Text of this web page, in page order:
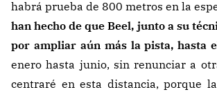
habrá prueba de 800 metros en la
han hecho de que Beel, junto a su
por ampliar aún más la pista, hasta
enero hasta junio, sin renunciar a
centraré en esta distancia, porque